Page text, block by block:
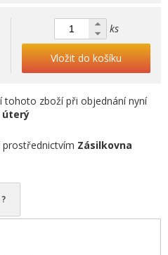
ks
Vložit do košíku
tohoto zboží při objednání nyní
úterý
prostřednictvím Zásilkovna
?